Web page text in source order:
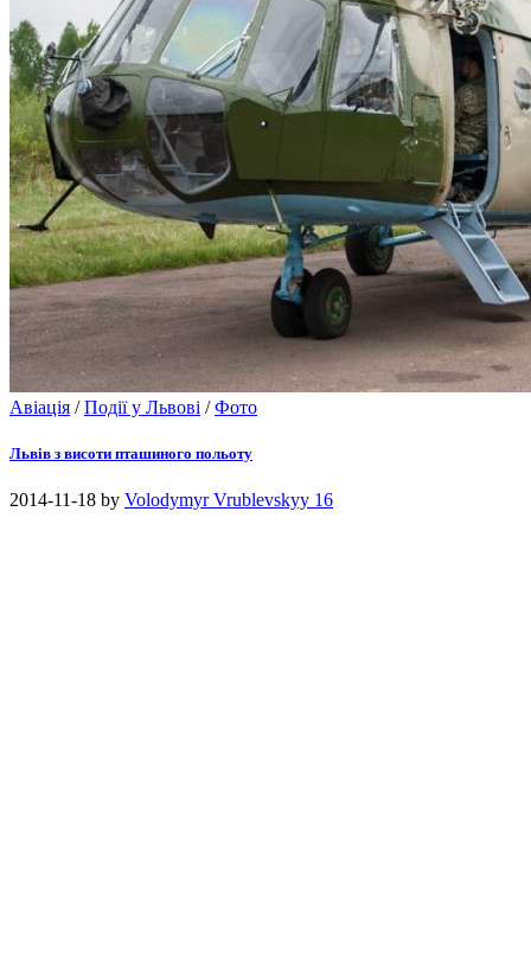
Авіація /Події у Львові /Фото
Львів з висоти пташиного польоту
2014-11-18 by Volodymyr Vrublevskyy 16